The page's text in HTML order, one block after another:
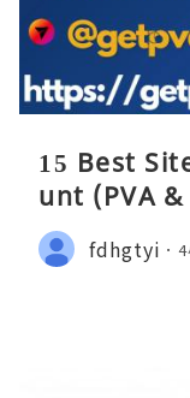
15 Best
unt (PVA
fdhgtyi